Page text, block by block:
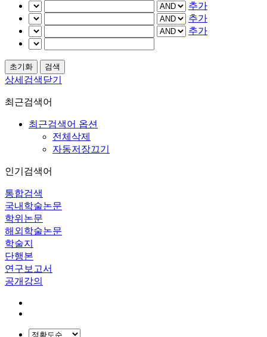
추가
추가
추가
상세검색닫기
최근검색어
최근검색어 옵션
전체삭제
자동저장끄기
인기검색어
통합검색
국내학술논문
학위논문
해외학술논문
학술지
단행본
연구보고서
공개강의